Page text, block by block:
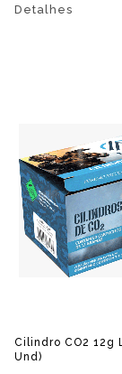
Detalhes
Cilindro CO2 12g
Und)